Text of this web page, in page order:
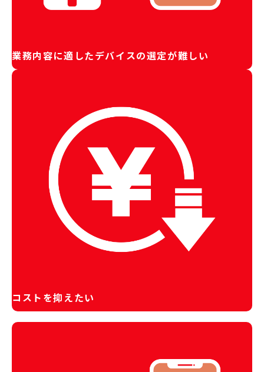
業務内容に適したデバイスの選定が難しい
コストを抑えたい